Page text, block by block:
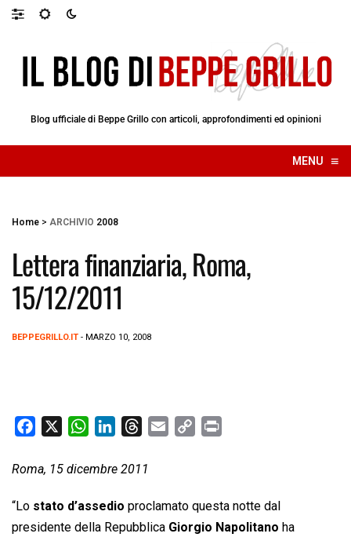
Blog ufficiale di Beppe Grillo con articoli, approfondimenti ed opinioni
MENU ≡
☰
Home > ARCHIVIO 2008
Lettera finanziaria, Roma,
15/12/2011
BEPPEGRILLO.IT - MARZO 10, 2008
c
b
o
W
a
s
A
n
e
d
r
a
d
l
L
i
t
Roma, 15 dicembre 2011
“Lo stato d’assedio proclamato questa notte dal
presidente della Repubblica Giorgio Napolitano ha